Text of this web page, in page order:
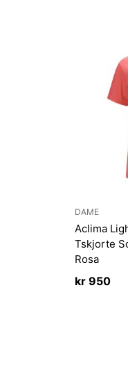
DAME
Aclima
Tskjorte
Rosa
kr950